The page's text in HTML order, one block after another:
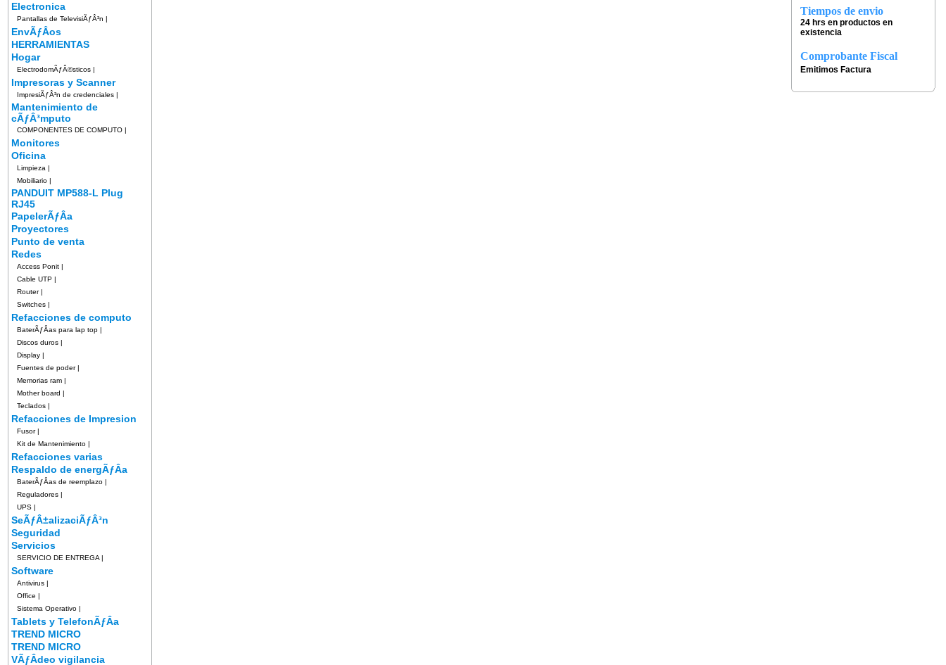
Electronica
Pantallas de TelevisiÃƒÂ³n |
EnvÃƒÂ­os
HERRAMIENTAS
Hogar
ElectrodomÃƒÂ©sticos |
Impresoras y Scanner
ImpresiÃƒÂ³n de credenciales |
Mantenimiento de
cÃƒÂ³mputo
COMPONENTES DE COMPUTO |
Monitores
Oficina
Limpieza |
Mobiliario |
PANDUIT MP588-L Plug
RJ45
PapelerÃƒÂ­a
Proyectores
Punto de venta
Redes
Access Ponit |
Cable UTP |
Router|
Switches |
Refacciones de computo
BaterÃƒÂ­as para lap top |
Discos duros |
Display |
Fuentes de poder|
Memorias ram |
Mother board |
Teclados |
Refacciones de Impresion
Fusor|
Kit de Mantenimiento |
Refacciones varias
Respaldo de energÃƒÂ­a
BaterÃƒÂ­as de reemplazo |
Reguladores |
UPS |
SeÃƒÂ±alizaciÃƒÂ³n
Seguridad
Servicios
SERVICIO DE ENTREGA |
Software
Antivirus |
Office |
Sistema Operativo |
Tablets y TelefonÃƒÂ­a
TREND MICRO
TREND MICRO
VÃƒÂ­deo vigilancia
Tiempos de envio
24 hrs en productos en
existencia
Comprobante Fiscal
Emitimos Factura